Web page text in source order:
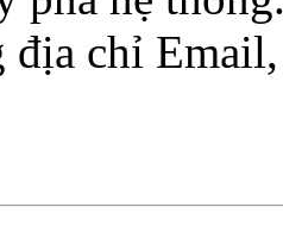
địa chỉ